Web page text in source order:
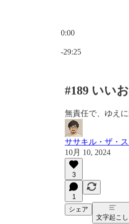
0:00
-29:25
#189 いい
無責任で、ゆえ
ササキル・ザ・
10月 10, 2024
3
1
シェア
文字起こし